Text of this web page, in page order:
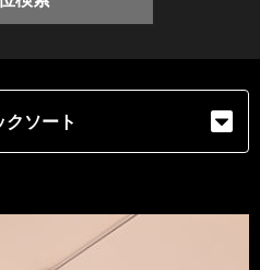
クソート